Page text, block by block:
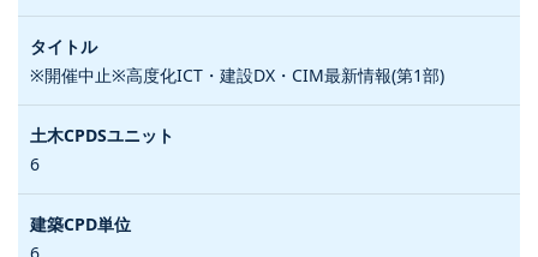
※開催中止※高度化ICT・建設DX・CIM最新情報(第1部)
6